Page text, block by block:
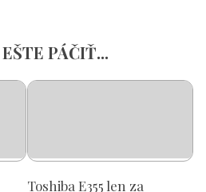
PÁČIŤ...
Toshiba E355 len za